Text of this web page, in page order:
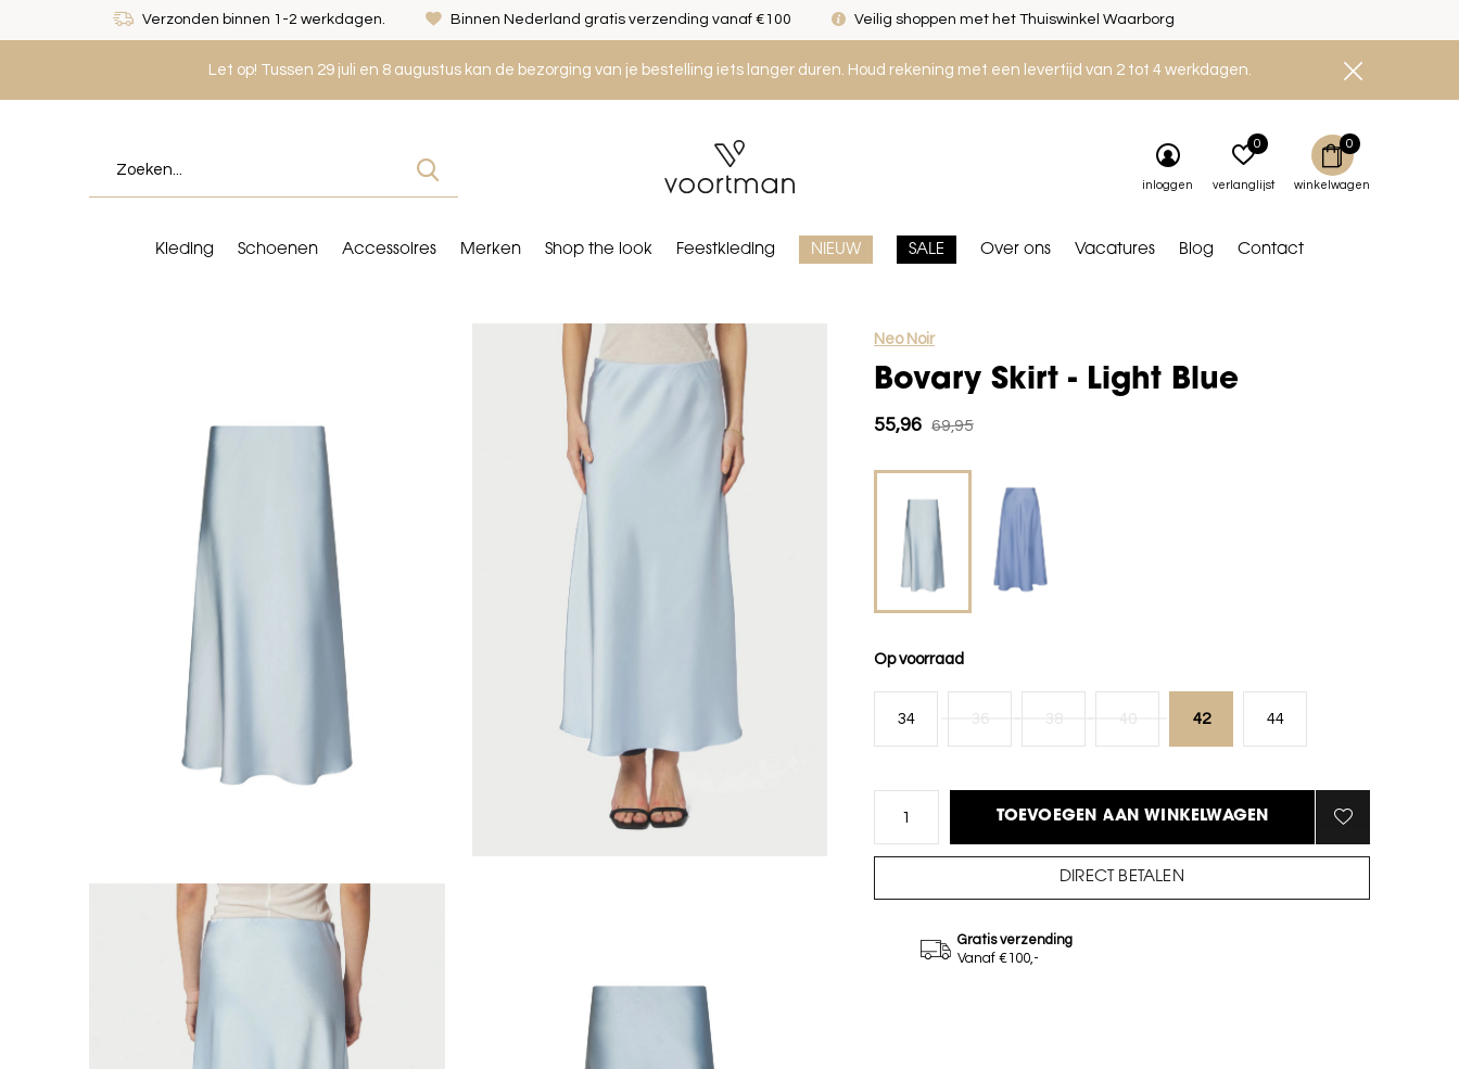
Let op! Tussen 29 juli en 8 augustus kan de bezorging van je bestelling iets langer duren. Houd rekening met een levertijd van 2 tot 4 werkdagen.
Kleding Schoenen Accessoires Merken Shop the look Feestkleding NIEUW SALE Over ons Vacatures Blog Contact
inloggen verlanglijst
0
winkelwagen
0
Verzonden binnen 1-2 werkdagen. Binnen Nederland gratis verzending vanaf €100 Veilig shoppen met het Thuiswinkel Waarborg
Neo Noir
Bovary Skirt - Light Blue
55,96 69,95
Op voorraad
34 36 38 40 42 44
TOEVOEGEN AAN WINKELWAGEN
DIRECT BETALEN
Gratis verzending
Vanaf €100,-